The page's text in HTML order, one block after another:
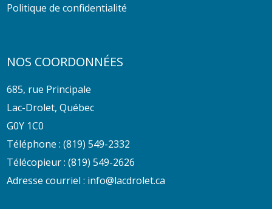
Politique de confidentialité
NOS COORDONNÉES
685, rue Principale
Lac-Drolet, Québec
G0Y 1C0
Téléphone :(819) 549-2332
Télécopieur : (819) 549-2626
Adresse courriel : info@lacdrolet.ca